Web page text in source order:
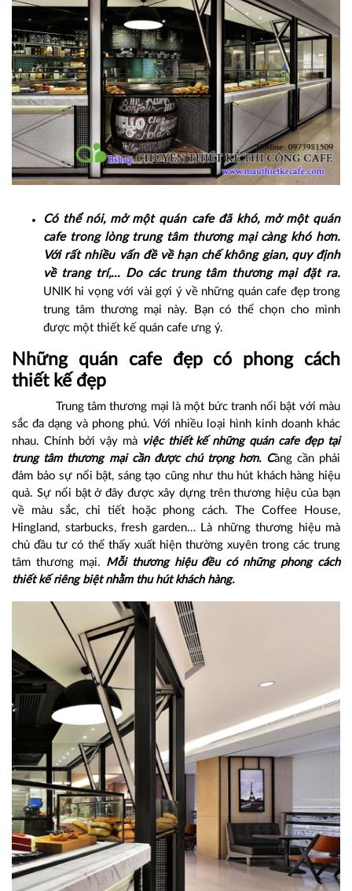
Có thể nói, mở một quán cafe đã khó, mở một quán
cafe trong lòng trung tâm thương mại càng khó hơn.
Với rất nhiều vấn đề về hạn chế không gian, quy định
về trang trí,… Do các trung tâm thương mại đặt ra.
UNIK hi vọng với vài gợi ý về những quán cafe đẹp trong
trung tâm thương mại này. Bạn có thể chọn cho mình
được một thiết kế quán cafe ưng ý.
Những quán cafe đẹp có phong cách
thiết kế đẹp
Trung tâm thương mại là một bức tranh nổi bật với màu
sắc đa dạng và phong phú. Với nhiều loại hình kinh doanh khác
nhau. Chính bởi vậy mà việc thiết kế những quán cafe đẹp tại
trung tâm thương mại cần được chú trọng hơn. Càng cần phải
đảm bảo sự nổi bật, sáng tạo cũng như thu hút khách hàng hiệu
quả. Sự nổi bật ở đây được xây dựng trên thương hiệu của bạn
về màu sắc, chi tiết hoặc phong cách. The Coffee House,
Hingland, starbucks, fresh garden… Là những thương hiệu mà
chủ đầu tư có thể thấy xuất hiện thường xuyên trong các trung
tâm thương mại. Mỗi thương hiệu đều có những phong cách
thiết kế riêng biệt nhằm thu hút khách hàng.